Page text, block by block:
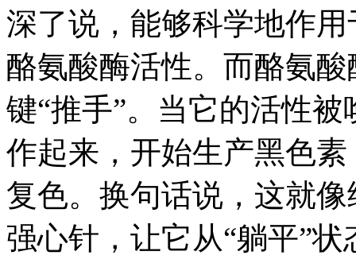
深了说，能够科学地作
酪氨酸酶活性。而酪氨
键“推手”。当它的活性
作起来，开始生产黑色
复色。换句话说，这就
强心针，让它从“躺平”